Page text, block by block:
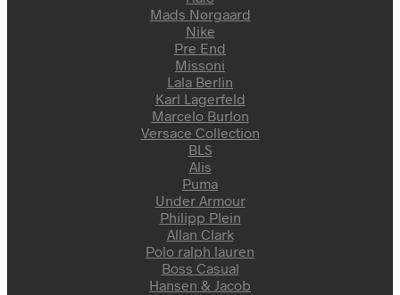
Mads Nørgaard
Nike
Pre End
Missoni
Lala Berlin
Karl Lagerfeld
Marcelo Burlon
Versace Collection
BLS
Alis
Puma
Under Armour
Philipp Plein
Allan Clark
Polo ralph lauren
Boss Casual
Hansen & Jacob